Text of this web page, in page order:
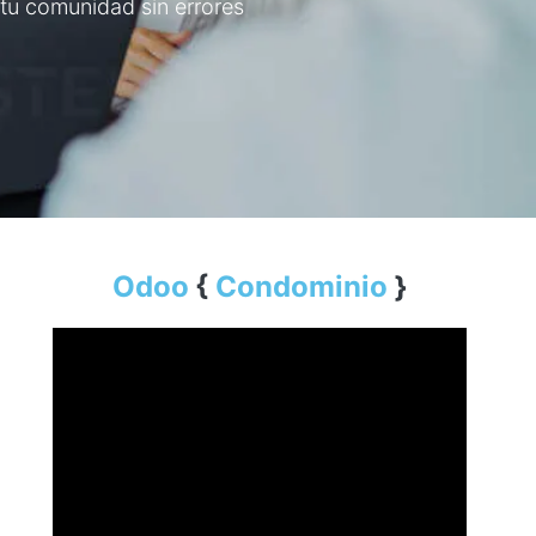
comunidad sin errores
O​doo { Condominio }